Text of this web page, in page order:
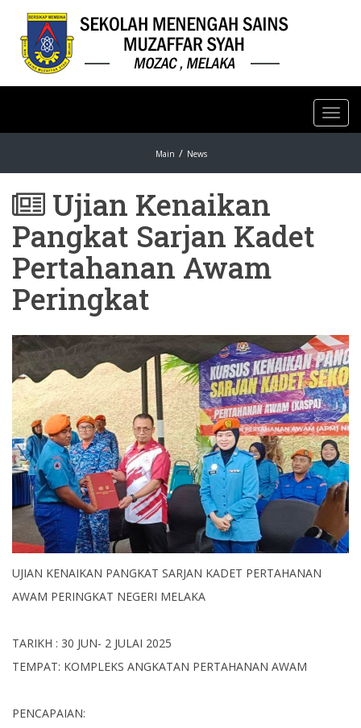
Main News
Ujian Kenaikan
Pangkat Sarjan Kadet
Pertahanan Awam
Peringkat
UJIAN KENAIKAN PANGKAT SARJAN KADET PERTAHANAN
AWAM PERINGKAT NEGERI MELAKA
TARIKH : 30 JUN- 2 JULAI 2025
TEMPAT: KOMPLEKS ANGKATAN PERTAHANAN AWAM
PENCAPAIAN: